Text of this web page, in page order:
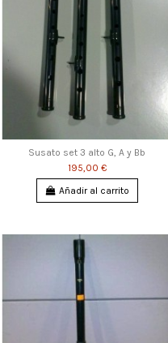
Susato set 3 alto G, A y Bb
195,00 €
Añadir al carrito